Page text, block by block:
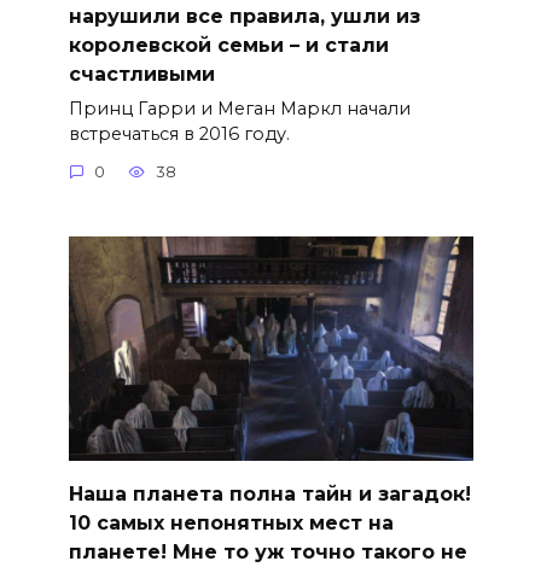
нарушили все правила, ушли из
королевской семьи – и стали
счастливыми
Принц Гарри и Меган Маркл начали
встречаться в 2016 году.
0 38
Наша планета полна тайн и загадок!
10 cамых непонятных мест на
планете! Мне то уж точно такого не